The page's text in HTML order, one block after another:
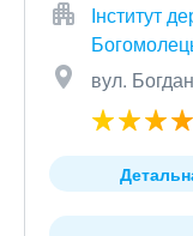
Інститут
вул.